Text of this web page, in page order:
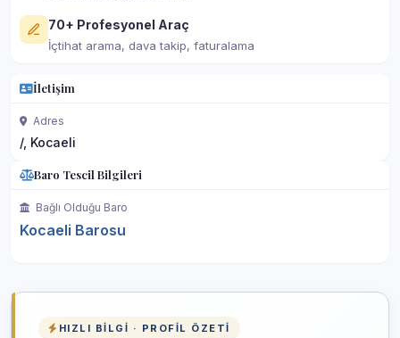
70+ Profesyonel Araç
İçtihat arama, dava takip, faturalama
İletişim
Adres
/, Kocaeli
Baro Tescil Bilgileri
Bağlı Olduğu Baro
Kocaeli Barosu
HIZLI BILGI · PROFIL ÖZETI